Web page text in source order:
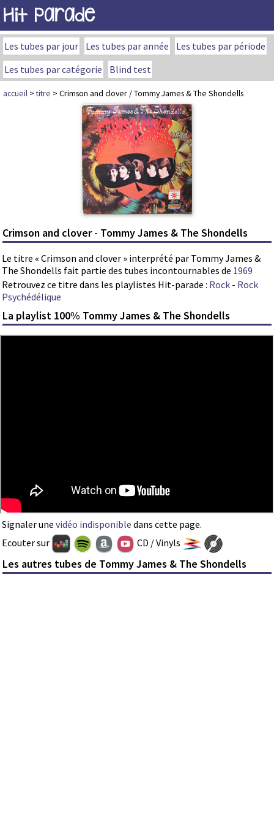
Hit Parade
Les tubes par jour Les tubes par année
Les tubes par période
Les tubes par catégorie
Blind test
accueil >titre > Crimson and clover / Tommy James & The Shondells
Crimson and clover - Tommy James & The Shondells
Le titre « Crimson and clover » interprété par Tommy James &
The Shondells fait partie des tubes incontournables de 1969
Retrouvez ce titre dans les playlistes Hit-parade : Rock - Rock
Psychédélique
La playlist 100% Tommy James & The Shondells
Signaler une vidéo indisponible dans cette page.
Ecouter sur
CD / Vinyls
Les autres tubes de Tommy James & The Shondells